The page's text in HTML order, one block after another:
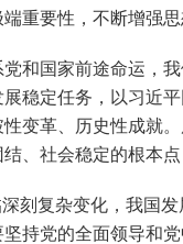
重要性，不断增强
国家前途命运，我
稳定任务，以习近
变革、历史性成就
、社会稳定的根本
复杂变化，我国发
持党的全面领导和